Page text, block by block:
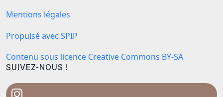
Mentions légales
Propulsé avec SPIP
Contenu sous licence Creative Commons BY-SA
SUIVEZ-NOUS !